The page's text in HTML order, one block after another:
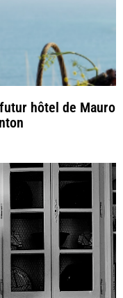
futur hôtel de Mauro